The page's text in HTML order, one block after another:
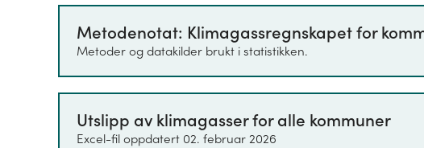
variere fra det nasjonale
imidlertid prinsippene i det nasjonale
Metodenotat: Klimagassregnskapet for
Metoder og datakilder brukt i statistikken.
Utslipp av klimagasser for alle kommuner
Excel-fil oppdatert 02. februar 2026